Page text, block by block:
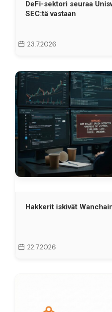
DeFi-sektori seuraa
SEC:tä vastaan
23.7.2026
Hakkerit iskivät
22.7.2026